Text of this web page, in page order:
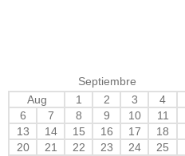
Septiembre
Aug
1 2 3 4
6
7 8 9 10 11
13
14 15 16 17 18
20
21 22 23 24 25